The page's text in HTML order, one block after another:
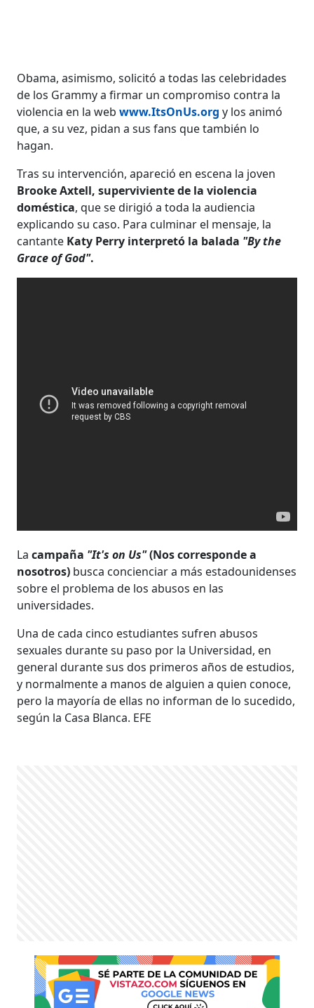
Obama, asimismo, solicitó a todas las celebridades
de los Grammy a firmar un compromiso contra la
violencia en la webwww.ItsOnUs.org y los animó
que, a su vez, pidan a sus fans que también lo
hagan.
Tras su intervención, apareció en escena la joven
Brooke Axtell, superviviente de la violencia
doméstica, que se dirigió a toda la audiencia
explicando su caso. Para culminar el mensaje, la
cantante Katy Perry interpretó la balada "By the
Grace of God".
Lacampaña "It's on Us"(Nos corresponde a
nosotros) busca concienciar a más estadounidenses
sobre el problema de los abusos en las
universidades.
Una de cada cinco estudiantes sufren abusos
sexuales durante su paso por la Universidad, en
general durante sus dos primeros años de estudios,
y normalmente a manos de alguien a quien conoce,
pero la mayoría de ellas no informan de lo sucedido,
según la Casa Blanca. EFE